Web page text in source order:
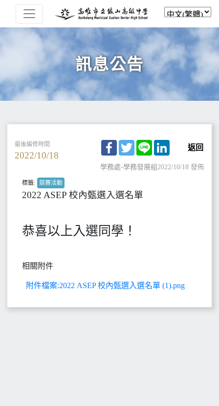
訊息公告
最後編修時間
2022/10/18
Facebook
TwitterLine LinkedIn
返回
學務處-學務發展組2022/10/18 發佈
標籤: 競賽活動
2022 ASEP 校內甄選入選名單
恭喜以上入選同學！
相關附件
附件檔案:2022 ASEP 校內甄選入選名單 (1).png